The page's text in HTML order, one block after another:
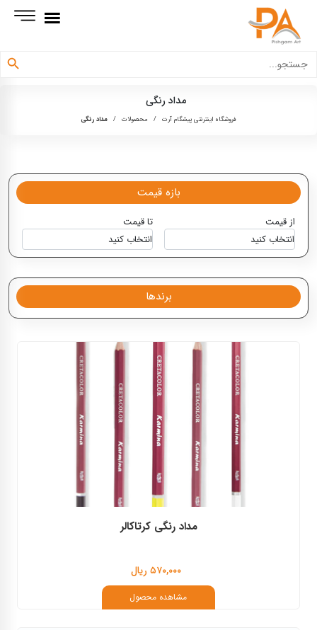
برای:
دکمه جستجو
مداد رنگی
فروشگاه اینترنتی پیشگام آرت / محصولات / مداد رنگی
بازه قیمت
از قیمت تا قیمت
برندها
مداد رنگی کرتاکالر
۵۷۰,۰۰۰ ریال
مشاهده محصول